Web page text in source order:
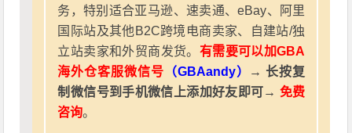
务，特别适合亚马逊、速卖通、eBay、阿里
国际站及其他B2C跨境电商卖家、自建站/独
立站卖家和外贸商发货。 有需要可以加GBA
海外仓客服微信号 （GBAandy）
→ 长按复
制微信号到手机微信上添加好友即可→ 免费
咨询。